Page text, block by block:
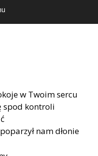
w Twoim sercu
spod kontroli
nam dłonie